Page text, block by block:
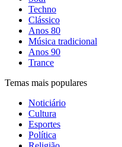
Techno
Clássico
Anos 80
Música tradicional
Anos 90
Trance
Temas mais populares
Noticiário
Cultura
Esportes
Política